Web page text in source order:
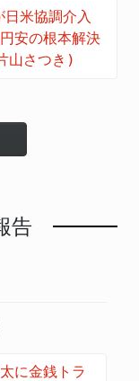
日米協調介入
安の根本解決
山さつき)
告
に金銭トラ